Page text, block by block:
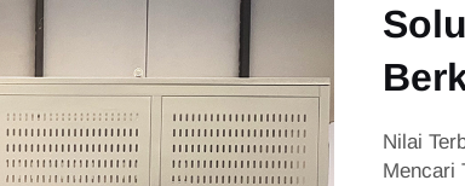
Nilai
Mencari